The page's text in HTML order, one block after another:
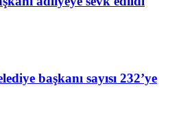
başkanı sayısı 232’ye